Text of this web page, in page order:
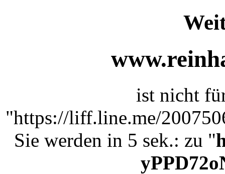
ist nicht
"https://liff.line.me/
Sie werden in 5 sek.: zu "